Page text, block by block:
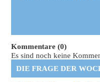
Kommentare (0)
Es sind noch keine
DIE FRAGE DER